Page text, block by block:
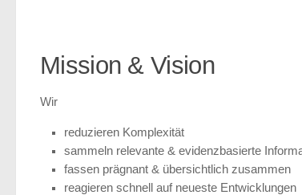
Mission & Vision
Wir
reduzieren Komplexität
sammeln relevante & evidenzbasierte
fassen prägnant & übersichtlich zusammen
reagieren schnell auf neueste Entwicklungen